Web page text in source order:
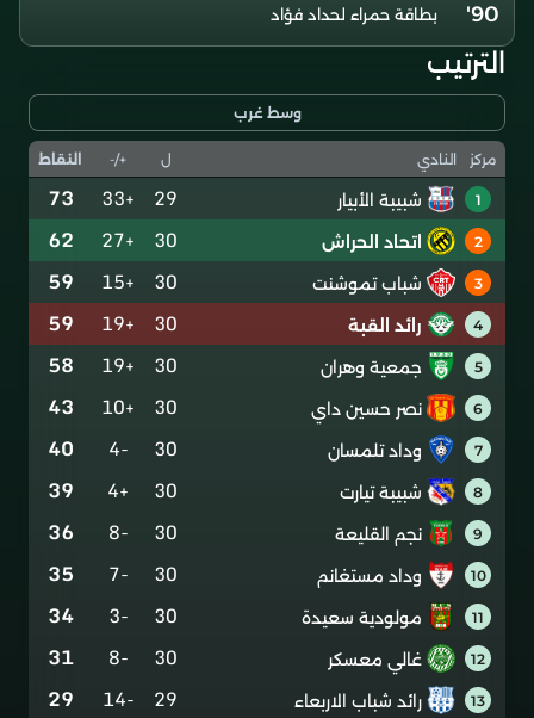
90' بطاقة حمراء لحداد فؤاد
الترتيب
وسط غرب
مركز النادي ل +/- النقاط
1 شبيبة الأبيار 29
+33
73
2 اتحاد الحراش 30
+27
62
3 شباب تموشنت 30
+15
59
4 رائد القبة 30
+19
59
5 جمعية وهران 30
+19
58
6 نصر حسين داي 30
+10
43
7 وداد تلمسان 30
-4
40
8 شبيبة تيارت 30
+4
39
9 نجم القليعة 30
-8
36
10 وداد مستغانم 30
-7
35
11 مولودية سعيدة 30
-3
34
12 غالي معسكر 30
-8
31
13 رائد شباب الاربعاء 29
-14
29